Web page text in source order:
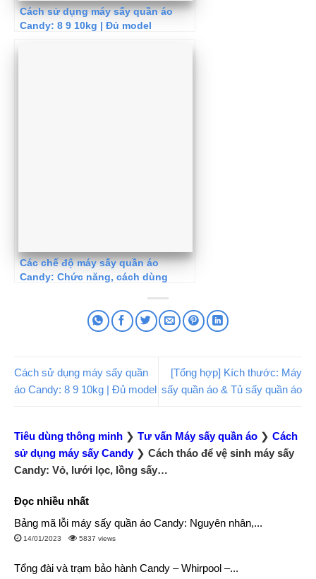
Cách sử dụng máy sấy quần áo
Candy: 8 9 10kg | Đủ model
Các chế độ máy sấy quần áo
Candy: Chức năng, cách dùng
Cách sử dụng máy sấy quần
áo Candy: 8 9 10kg | Đủ model
[Tổng hợp] Kích thước: Máy
sấy quần áo & Tủ sấy quần áo
Tiêu dùng thông minh ❯ Tư vấn Máy sấy quần áo ❯ Cách
sử dụng máy sấy Candy❯ Cách tháo để vệ sinh máy sấy
Candy: Vỏ, lưới lọc, lồng sấy…
Đọc nhiều nhất
Bảng mã lỗi máy sấy quần áo Candy: Nguyên nhân,...
14/01/2023 5837 views
Tổng đài và trạm bảo hành Candy – Whirpool –...